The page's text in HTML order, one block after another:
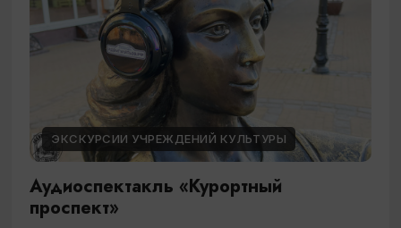
ЭКСКУРСИИ УЧРЕЖДЕНИЙ КУЛЬТУРЫ
Аудиоспектакль «Курортный
проспект»